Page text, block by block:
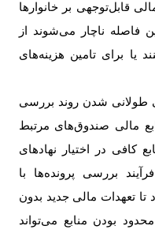
قابل‌توجهی بر خانوارها
فاصله ناچار می‌شوند از
یا برای تامین هزینه‌های
طولانی شدن روند بررسی
مالی صندوق‌های مرتبط
کافی در اختیار نهادهای
بررسی پرونده‌ها با
تعهدات مالی جدید بدون
بودن منابع می‌تواند